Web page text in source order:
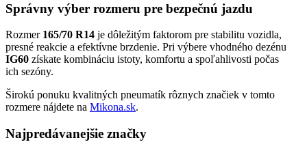
Správny výber rozmeru pre bezpečnú jazdu
Rozmer 165/70 R14 je dôležitým faktorom pre stabilitu vozidla,
presné reakcie a efektívne brzdenie. Pri výbere vhodného dezénu
IG60 získate kombináciu istoty, komfortu a spoľahlivosti počas
ich sezóny.
Širokú ponuku kvalitných pneumatík rôznych značiek v tomto
rozmere nájdete na Mikona.sk.
Najpredávanejšie značky